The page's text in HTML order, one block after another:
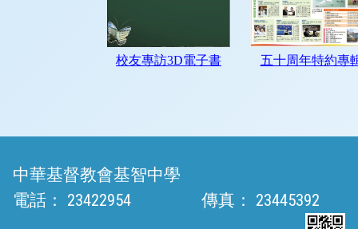
中華基督教會基智中學
電話：
23422954 傳真： 23445392